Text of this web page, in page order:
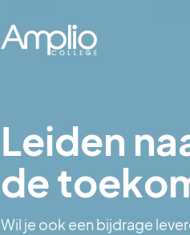
Leiden
de
Wil je ook een bijdrage